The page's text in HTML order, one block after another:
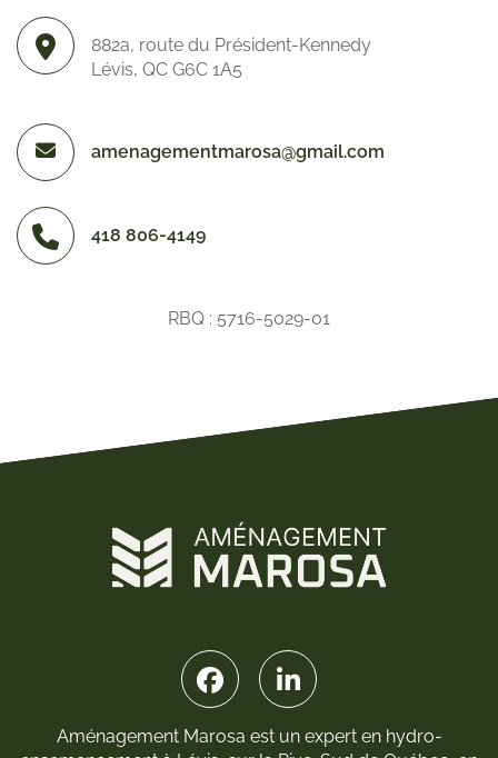
882a, route du Président-Kennedy
Lévis, QC G6C 1A5
amenagementmarosa@gmail.com
418 806-4149
RBQ : 5716-5029-01
Aménagement Marosa est un expert en hydro-